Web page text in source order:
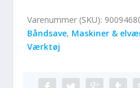
Varenummer (SKU):
Båndsave, Maskiner &
Værktøj